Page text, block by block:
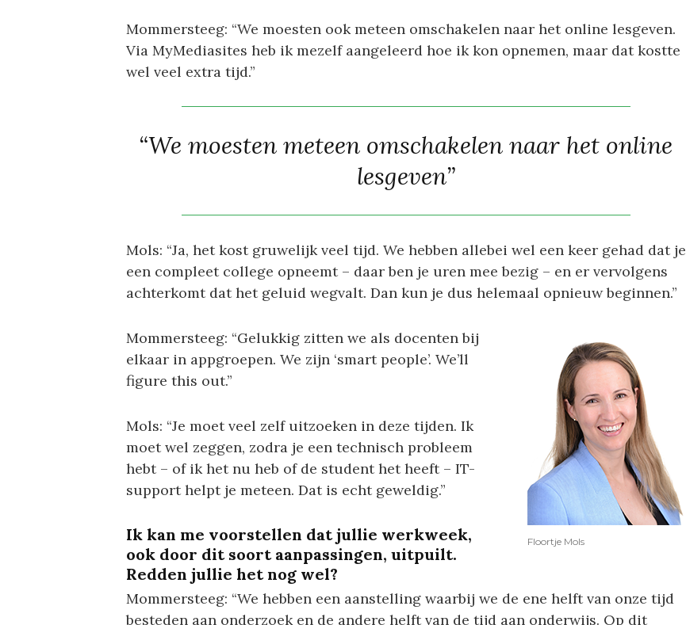
Mommersteeg: “We moesten ook meteen omschakelen naar het online lesgeven.
Via MyMediasites heb ik mezelf aangeleerd hoe ik kon opnemen, maar dat kostte
wel veel extra tijd.”
“We moesten meteen omschakelen naar het online
lesgeven”
Mols: “Ja, het kost gruwelijk veel tijd. We hebben allebei wel een keer gehad dat je
een compleet college opneemt – daar ben je uren mee bezig – en er vervolgens
achterkomt dat het geluid wegvalt. Dan kun je dus helemaal opnieuw beginnen.”
Floortje Mols
Mommersteeg: “Gelukkig zitten we als docenten bij
elkaar in appgroepen. We zijn ‘smart people’. We’ll
figure this out.”
Mols: “Je moet veel zelf uitzoeken in deze tijden. Ik
moet wel zeggen, zodra je een technisch probleem
hebt – of ik het nu heb of de student het heeft – IT-
support helpt je meteen. Dat is echt geweldig.”
Ik kan me voorstellen dat jullie werkweek,
ook door dit soort aanpassingen, uitpuilt.
Redden jullie het nog wel?
Mommersteeg: “We hebben een aanstelling waarbij we de ene helft van onze tijd
besteden aan onderzoek en de andere helft van de tijd aan onderwijs. Op dit